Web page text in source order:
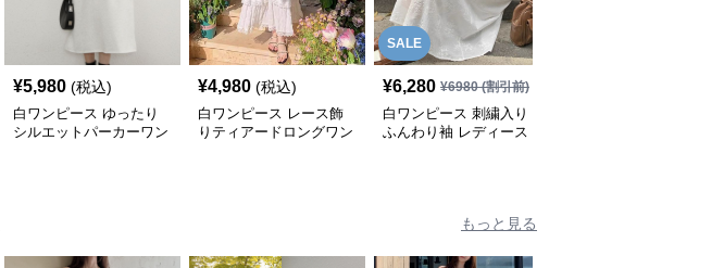
¥5,980 (税込)
白ワンピース ゆったり
シルエットパーカーワン
¥4,980 (税込)
白ワンピース レース飾
りティアードロングワン
SALE
¥6,280 ¥6980(割引前)
白ワンピース 刺繍入り
ふんわり袖 レディース
もっと見る